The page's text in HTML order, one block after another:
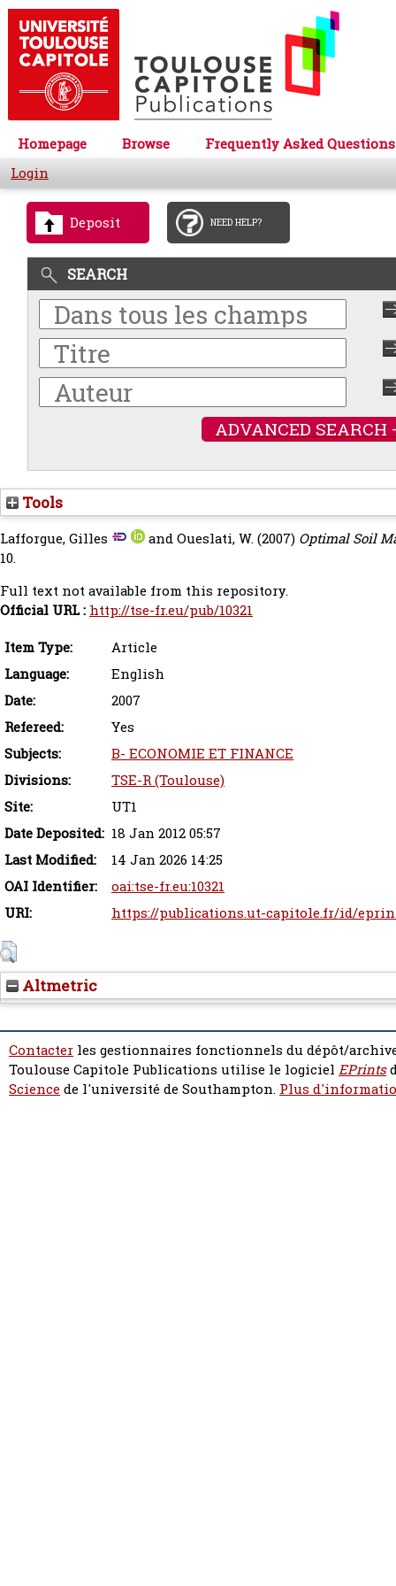
Homepage Browse
Frequently Asked Questions
Login
Deposit NEED HELP?
SEARCH
ADVANCED SEARCH
Tools
Lafforgue, Gilles andOueslati, W.(2007) Optimal Soil
10.
Full text not available from this repository.
Official URL : http://tse-fr.eu/pub/10321
Item Type:
Article
Language:
English
Date:
2007
Refereed:
Yes
Subjects:
B- ECONOMIE ET FINANCE
Divisions:
TSE-R (Toulouse)
Site:
UT1
Date Deposited: 18 Jan 2012 05:57
Last Modified:
14 Jan 2026 14:25
OAI Identifier:
oai:tse-fr.eu:10321
URI:
https://publications.ut-capitole.fr/id/
Altmetric
Contacter les gestionnaires fonctionnels du dépôt/
Toulouse Capitole Publications utilise le logiciel EPrints
Sciencede l'université de Southampton. Plus